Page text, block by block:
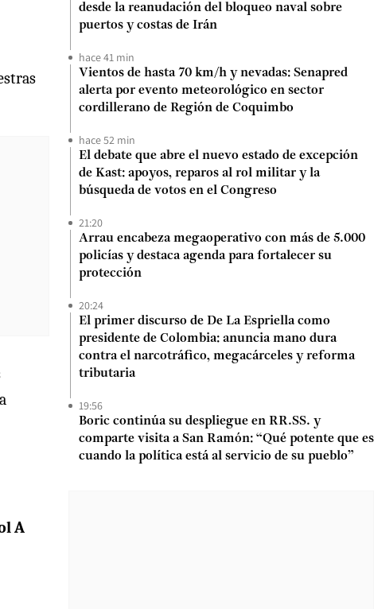
A
desde la reanudación del bloqueo naval sobre
puertos y costas de Irán
hace 41 min
Vientos de hasta 70 km/h y nevadas: Senapred
alerta por evento meteorológico en sector
cordillerano de Región de Coquimbo
hace 52 min
El debate que abre el nuevo estado de excepción
de Kast: apoyos, reparos al rol militar y la
búsqueda de votos en el Congreso
21:20
Arrau encabeza megaoperativo con más de 5.000
policías y destaca agenda para fortalecer su
protección
20:24
El primer discurso de De La Espriella como
presidente de Colombia: anuncia mano dura
contra el narcotráfico, megacárceles y reforma
tributaria
19:56
Boric continúa su despliegue en RR.SS. y
comparte visita a San Ramón: “Qué potente que es
cuando la política está al servicio de su pueblo”